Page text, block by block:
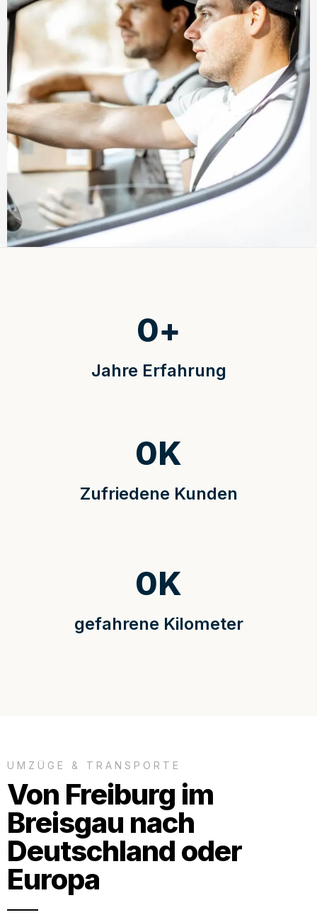
Jahre Erfahrung
0+
Zufriedene Kunden
0K
gefahrene Kilometer
0K
UMZÜGE & TRANSPORTE
Von Freiburg im
Breisgau nach
Deutschland oder
Europa